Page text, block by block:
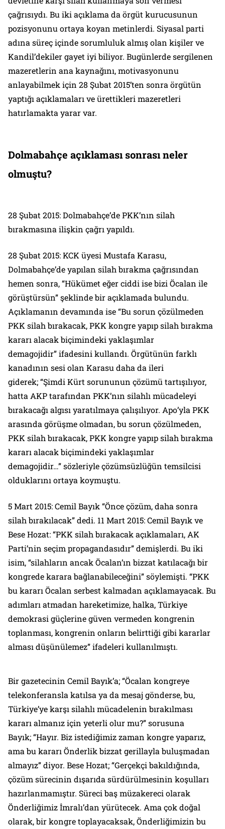
çağrısıydı. Bu iki açıklama da örgüt kurucusunun
pozisyonunu ortaya koyan metinlerdi. Siyasal parti
adına süreç içinde sorumluluk almış olan kişiler ve
Kandil’dekiler gayet iyi biliyor. Bugünlerde sergilenen
mazeretlerin ana kaynağını, motivasyonunu
anlayabilmek için 28 Şubat 2015’ten sonra örgütün
yaptığı açıklamaları ve ürettikleri mazeretleri
hatırlamakta yarar var.
Dolmabahçe açıklaması sonrası neler
olmuştu?
28 Şubat 2015: Dolmabahçe’de PKK’nın silah
bırakmasına ilişkin çağrı yapıldı.
28 Şubat 2015: KCK üyesi Mustafa Karasu,
Dolmabahçe’de yapılan silah bırakma çağrısından
hemen sonra,“Hükümet eğer ciddi ise bizi Öcalan ile
görüştürsün”şeklinde bir açıklamada bulundu.
Açıklamanın devamında ise“Bu sorun çözülmeden
PKK silah bırakacak, PKK kongre yapıp silah bırakma
kararı alacak biçimindeki yaklaşımlar
demagojidir”ifadesini kullandı. Örgütünün farklı
kanadının sesi olan Karasu daha da ileri
giderek;“Şimdi Kürt sorununun çözümü tartışılıyor,
hatta AKP tarafından PKK’nın silahlı mücadeleyi
bırakacağı algısı yaratılmaya çalışılıyor. Apo’yla PKK
arasında görüşme olmadan, bu sorun çözülmeden,
PKK silah bırakacak, PKK kongre yapıp silah bırakma
kararı alacak biçimindeki yaklaşımlar
demagojidir…”sözleriyle çözümsüzlüğün temsilcisi
olduklarını ortaya koymuştu.
5 Mart 2015: Cemil Bayık “Önce çözüm, daha sonra
silah bırakılacak”dedi. 11 Mart 2015: Cemil Bayık ve
Bese Hozat: “PKK silah bırakacak açıklamaları, AK
Parti’nin seçim propagandasıdır”demişlerdi. Bu iki
isim,“silahların ancak Öcalan’ın bizzat katılacağı bir
kongrede karara bağlanabileceğini”söylemişti. “PKK
bu kararı Öcalan serbest kalmadan açıklamayacak. Bu
adımları atmadan hareketimize, halka, Türkiye
demokrasi güçlerine güven vermeden kongrenin
toplanması, kongrenin onların belirttiği gibi kararlar
alması düşünülemez”ifadeleri kullanılmıştı.
Bir gazetecinin Cemil Bayık’a; “Öcalan kongreye
telekonferansla katılsa ya da mesaj gönderse, bu,
Türkiye’ye karşı silahlı mücadelenin bırakılması
kararı almanız için yeterli olur mu?”sorusuna
Bayık;“Hayır. Biz istediğimiz zaman kongre yaparız,
ama bu kararı Önderlik bizzat gerillayla buluşmadan
almayız”diyor. Bese Hozat;“Gerçekçi bakıldığında,
çözüm sürecinin dışarıda sürdürülmesinin koşulları
hazırlanmamıştır. Süreci baş müzakereci olarak
Önderliğimiz İmralı’dan yürütecek. Ama çok doğal
olarak, bir kongre toplayacaksak, Önderliğimizin bu